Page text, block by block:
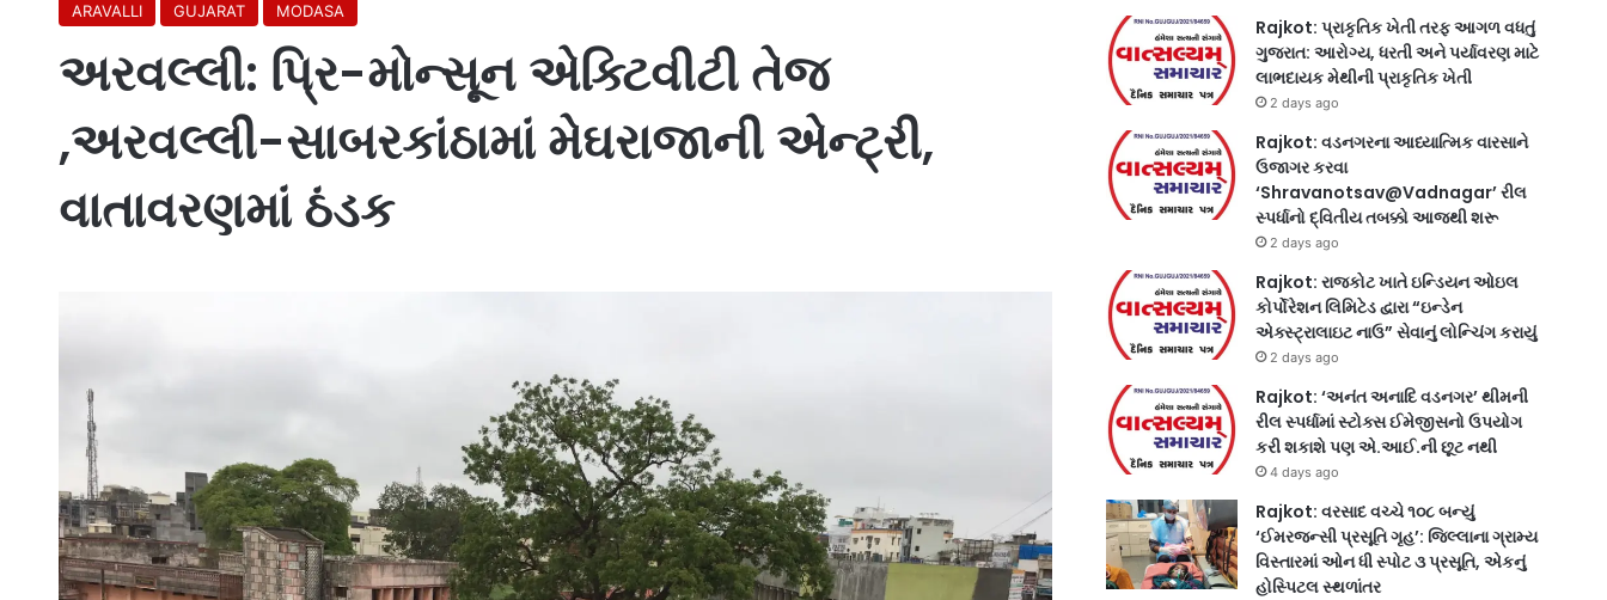
ARAVALLI GUJARAT MODASA
અરવલ્લી: પ્રિ-મોન્સૂન એક્ટિવીટી તેજ
,અરવલ્લી-સાબરકાંઠામાં મેઘરાજાની એન્ટ્રી,
વાતાવરણમાં ઠંડક
Rajkot: પ્રાકૃતિક ખેતી તરફ આગળ વધતું
ગુજરાત: આરોગ્ય, ધરતી અને પર્યાવરણ માટે
લાભદાયક મેથીની પ્રાકૃતિક ખેતી
2 days ago
Rajkot: વડનગરના આધ્યાત્મિક વારસાને
ઉજાગર કરવા
‘Shravanotsav@Vadnagar’ રીલ
સ્પર્ધાનો દ્વિતીય તબક્કો આજથી શરૂ
2 days ago
Rajkot: રાજકોટ ખાતે ઇન્ડિયન ઓઇલ
કોર્પોરેશન લિમિટેડ દ્વારા “ઇન્ડેન
એક્સ્ટ્રાલાઇટ નાઉ” સેવાનું લોન્ચિંગ કરાયું
2 days ago
Rajkot: ‘અનંત અનાદિ વડનગર’ થીમની
રીલ સ્પર્ધામાં સ્ટોક્સ ઈમેજીસનો ઉપયોગ
કરી શકાશે પણ એ.આઈ.ની છૂટ નથી
4 days ago
Rajkot: વરસાદ વચ્ચે ૧૦૮ બન્યું
‘ઈમરજન્સી પ્રસૂતિ ગૃહ’: જિલ્લાના ગ્રામ્ય
વિસ્તારમાં ઓન ધી સ્પોટ ૩ પ્રસૂતિ, એકનું
હોસ્પિટલ સ્થળાંતર